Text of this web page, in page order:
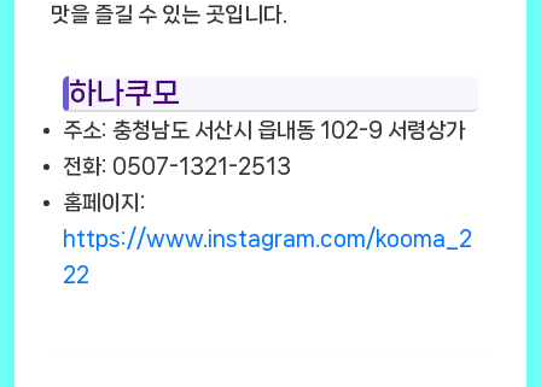
맛을 즐길 수 있는 곳입니다.
하나쿠모
주소: 충청남도 서산시 읍내동 102-9 서령상가
전화: 0507-1321-2513
홈페이지:
https://www.instagram.com/kooma_2
22